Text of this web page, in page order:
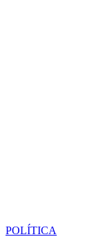
POLÍTICA